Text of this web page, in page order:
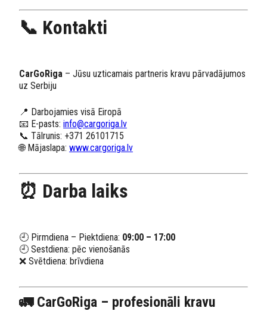
📞 Kontakti
CarGoRiga – Jūsu uzticamais partneris kravu pārvadājumos
uz Serbiju
📍 Darbojamies visā Eiropā
📧 E-pasts: info@cargoriga.lv
📞 Tālrunis: +371 26101715
🌐 Mājaslapa: www.cargoriga.lv
⏰ Darba laiks
🕘 Pirmdiena – Piektdiena: 09:00 – 17:00
🕘 Sestdiena: pēc vienošanās
❌ Svētdiena: brīvdiena
🚛 CarGoRiga – profesionāli kravu